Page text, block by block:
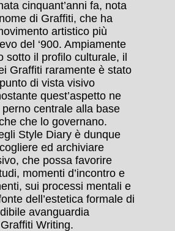
cinquant’anni fa, nota
di Graffiti, che ha
artistico più
del ‘900. Ampiamente
sotto il profilo cultu­rale, il
Graffiti raramente è stato
di vista visivo
quest’aspetto ne
cen­trale alla base
che lo governa­no.
Style Diary è dunque
ed archiviare
che possa favorire
momenti d’in­contro e
sui processi mentali e
dell’estetica formale di
avanguardia
Writing.